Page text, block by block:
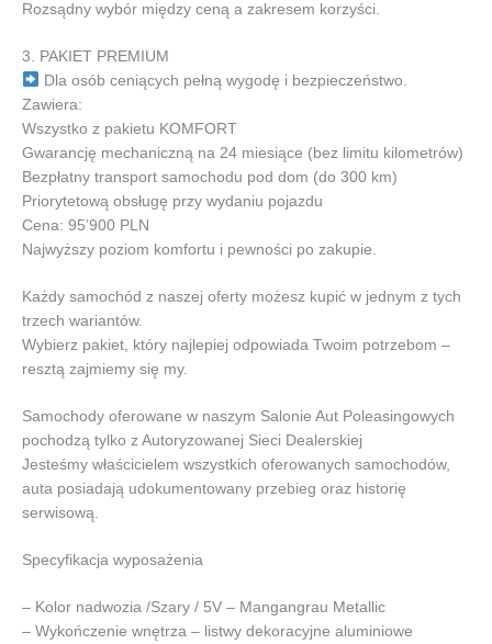
Rozsądny wybór między ceną a zakresem korzyści.
3. PAKIET PREMIUM
Dla osób ceniących pełną wygodę i bezpieczeństwo.
Zawiera:
Wszystko z pakietu KOMFORT
Gwarancję mechaniczną na 24 miesiące (bez limitu kilometrów)
Bezpłatny transport samochodu pod dom (do 300 km)
Priorytetową obsługę przy wydaniu pojazdu
Cena: 95’900 PLN
Najwyższy poziom komfortu i pewności po zakupie.
Każdy samochód z naszej oferty możesz kupić w jednym z tych
trzech wariantów.
Wybierz pakiet, który najlepiej odpowiada Twoim potrzebom –
resztą zajmiemy się my.
Samochody oferowane w naszym Salonie Aut Poleasingowych
pochodzą tylko z Autoryzowanej Sieci Dealerskiej
Jesteśmy właścicielem wszystkich oferowanych samochodów,
auta posiadają udokumentowany przebieg oraz historię
serwisową.
Specyfikacja wyposażenia
– Kolor nadwozia /Szary / 5V – Mangangrau Metallic
– Wykończenie wnętrza – listwy dekoracyjne aluminiowe